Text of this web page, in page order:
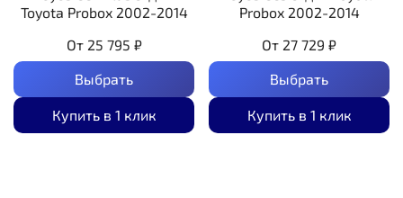
Toyota Probox 2002-2014
От 25 795 ₽
Выбрать
Купить в 1 клик
Probox 2002-2014
От 27 729 ₽
Выбрать
Купить в 1 клик